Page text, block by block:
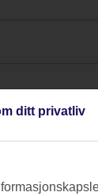
ditt privatliv